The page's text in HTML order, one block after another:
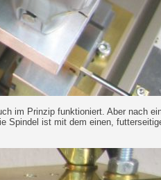
im Prinzip funktioniert. Aber nach
Spindel ist mit dem einen,